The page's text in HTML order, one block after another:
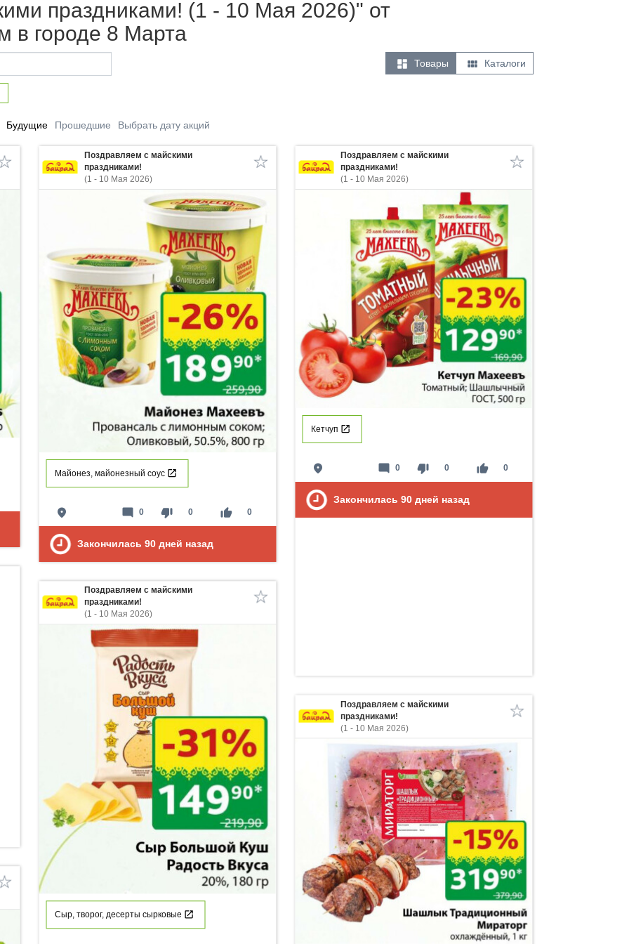
праздниками! (1 - 10 Мая 2026)" от
в городе 8 Марта
 Товары  Каталоги
Будущие Прошедшие Выбрать дату акций
Поздравляем с майскими
праздниками!
(1 - 10 Мая 2026)
Майонез, майонезный соус
place thumb_down 0 thumb_up 0
mode_comment 0
Закончилась 90 дней назад
Поздравляем с майскими
праздниками!
(1 - 10 Мая 2026)
Кетчуп
place thumb_down 0 thumb_up 0
mode_comment 0
Закончилась 90 дней назад
Поздравляем с майскими
праздниками!
(1 - 10 Мая 2026)
Сыр, творог, десерты сырковые
Поздравляем с майскими
праздниками!
(1 - 10 Мая 2026)